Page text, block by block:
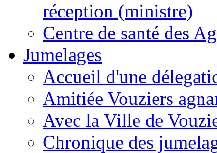
réception (ministre)
Centre de santé des
Jumelages
Accueil d'une
Amitiée Vouziers
Avec la Ville de
Chronique des